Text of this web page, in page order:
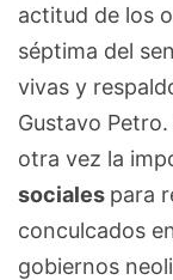
actitud de los
séptima del
vivas y
Gustavo
otra vez la
sociales para
conculcados
gobiernos